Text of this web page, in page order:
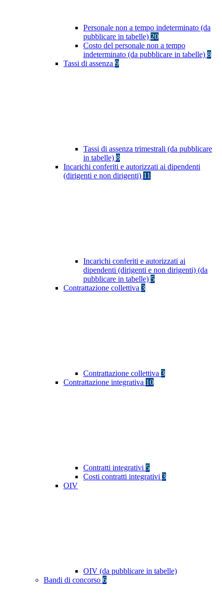
Personale non a tempo indeterminato (da
pubblicare in tabelle) 20
Costo del personale non a tempo
indeterminato (da pubblicare in tabelle) 8
Tassi di assenza 9
Tassi di assenza trimestrali (da pubblicare
in tabelle) 8
Incarichi conferiti e autorizzati ai dipendenti
(dirigenti e non dirigenti) 11
Incarichi conferiti e autorizzati ai
dipendenti (dirigenti e non dirigenti) (da
pubblicare in tabelle) 5
Contrattazione collettiva 3
Contrattazione collettiva 3
Contrattazione integrativa 10
Contratti integrativi 5
Costi contratti integrativi 3
OIV
OIV (da pubblicare in tabelle)
Bandi di concorso 6